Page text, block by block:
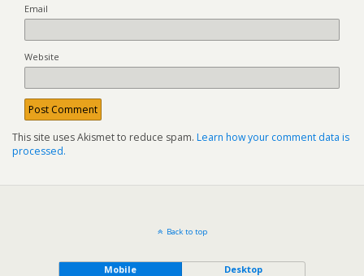
Email
Website
This site uses Akismet to reduce spam. Learn how your comment data is
processed.
Back to top
Mobile Desktop